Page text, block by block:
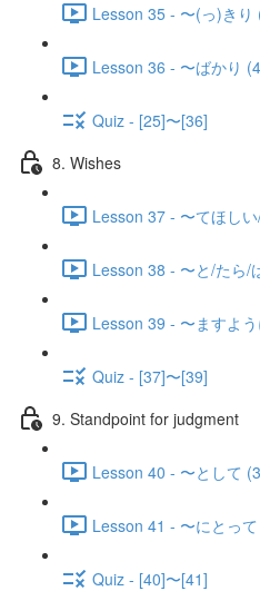
Lesson 35 - 〜(っ)きり
Lesson 36 - 〜ばかり
Quiz - [25]〜[36]
8. Wishes
Lesson 37 - 〜てほし
Lesson 38 - 〜と/たら/
Lesson 39 - 〜ますよ
Quiz - [37]〜[39]
9. Standpoint for judgment
Lesson 40 - 〜として
Lesson 41 - 〜にとっ
Quiz - [40]〜[41]